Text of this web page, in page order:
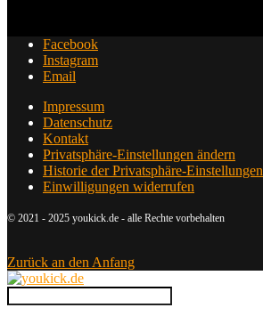
Facebook
Instagram
Email
Impressum
Datenschutz
Kontakt
Privatsphäre-Einstellungen ändern
Historie der Privatsphäre-Einstellungen
Einwilligungen widerrufen
© 2021 - 2025 youkick.de - alle Rechte vorbehalten
Zurück an den Anfang